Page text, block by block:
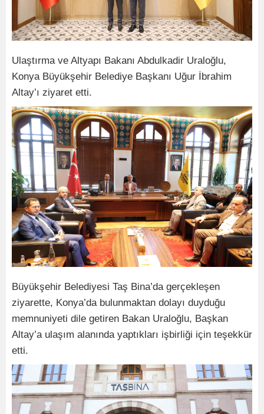
Ulaştırma ve Altyapı Bakanı Abdulkadir Uraloğlu,
Konya Büyükşehir Belediye Başkanı Uğur İbrahim
Altay’ı ziyaret etti.
Büyükşehir Belediyesi Taş Bina’da gerçekleşen
ziyarette, Konya’da bulunmaktan dolayı duyduğu
memnuniyeti dile getiren Bakan Uraloğlu, Başkan
Altay’a ulaşım alanında yaptıkları işbirliği için teşekkür
etti.